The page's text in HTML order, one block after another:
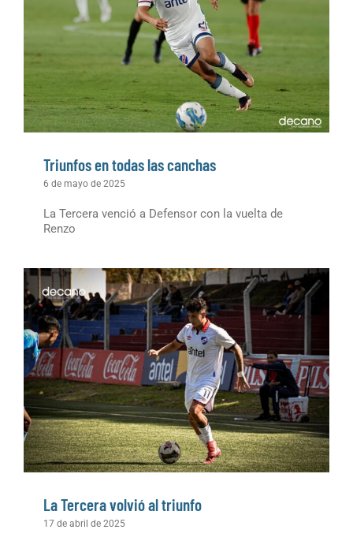
Triunfos en todas las canchas
6 de mayo de 2025
La Tercera venció a Defensor con la vuelta de
Renzo
La Tercera volvió al triunfo
17 de abril de 2025